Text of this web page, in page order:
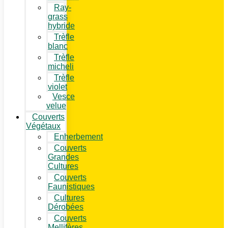
Ray-
grass
hybride
Trèfle
blanc
Trèfle
micheli
Trèfle
violet
Vesce
velue
Couverts
Végétaux
Enherbement
Couverts
Grandes
Cultures
Couverts
Faunistiques
Cultures
Dérobées
Couverts